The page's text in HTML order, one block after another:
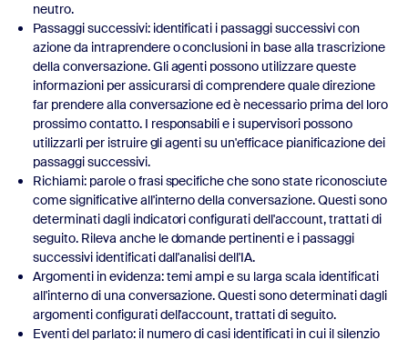
neutro.
Passaggi successivi: identificati i passaggi successivi con
azione da intraprendere o conclusioni in base alla trascrizione
della conversazione. Gli agenti possono utilizzare queste
informazioni per assicurarsi di comprendere quale direzione
far prendere alla conversazione ed è necessario prima del loro
prossimo contatto. I responsabili e i supervisori possono
utilizzarli per istruire gli agenti su un'efficace pianificazione dei
passaggi successivi.
Richiami: parole o frasi specifiche che sono state riconosciute
come significative all'interno della conversazione. Questi sono
determinati dagli indicatori configurati dell'account, trattati di
seguito. Rileva anche le domande pertinenti e i passaggi
successivi identificati dall'analisi dell'IA.
Argomenti in evidenza: temi ampi e su larga scala identificati
all'interno di una conversazione. Questi sono determinati dagli
argomenti configurati dell'account, trattati di seguito.
Eventi del parlato: il numero di casi identificati in cui il silenzio